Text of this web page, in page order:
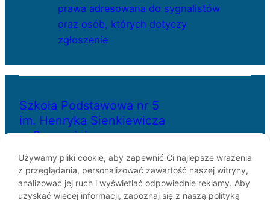
prawa adresowana do sygnalistów
oraz osób, których dotyczy
zgłoszenie
Szkoła Podstawowa nr 5
im. Henryka Sienkiewicza
w Szczecinie
ul. Bł. Królowej Jadwigi 29
70-262 Szczecin
Używamy pliki cookie, aby zapewnić Ci najlepsze wrażenia
z przeglądania, personalizować zawartość naszej witryny,
analizować jej ruch i wyświetlać odpowiednie reklamy. Aby
uzyskać więcej informacji, zapoznaj się z naszą polityką